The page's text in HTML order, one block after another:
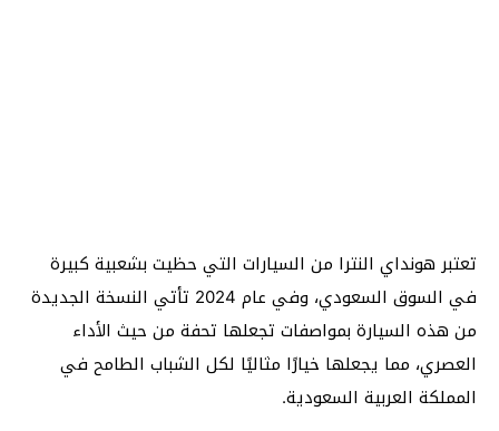
تعتبر هونداي النترا من السيارات التي حظيت بشعبية كبيرة
في السوق السعودي، وفي عام 2024 تأتي النسخة الجديدة
من هذه السيارة بمواصفات تجعلها تحفة من حيث الأداء
العصري، مما يجعلها خيارًا مثاليًا لكل الشباب الطامح في
المملكة العربية السعودية.